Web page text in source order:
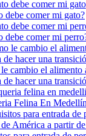
debe comer mi gato?
debe comer mi
cambio el alimento
de hacer una
Felina En Medellín